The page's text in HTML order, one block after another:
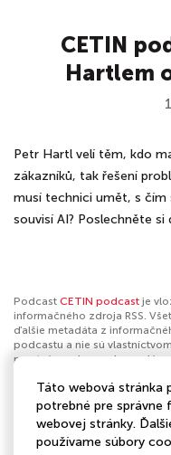
CETIN
Hartlem
Petr Hartl velí těm, kdo
zákazníků, tak řešení
musí technici umět, s
souvisí AI? Poslechněte
Podcast CETIN podcast je
informačného zdroja RSS.
ďalšie metadáta z
podcastu a nie sú
nevytvára ani nezodpovedá
nahlásiť obsah. Ak je toto tvoj
profilomklikni sem.
Autor:CETIN
Táto webová stránka
potrebné pre správne
webovej stránky.
používame súbory